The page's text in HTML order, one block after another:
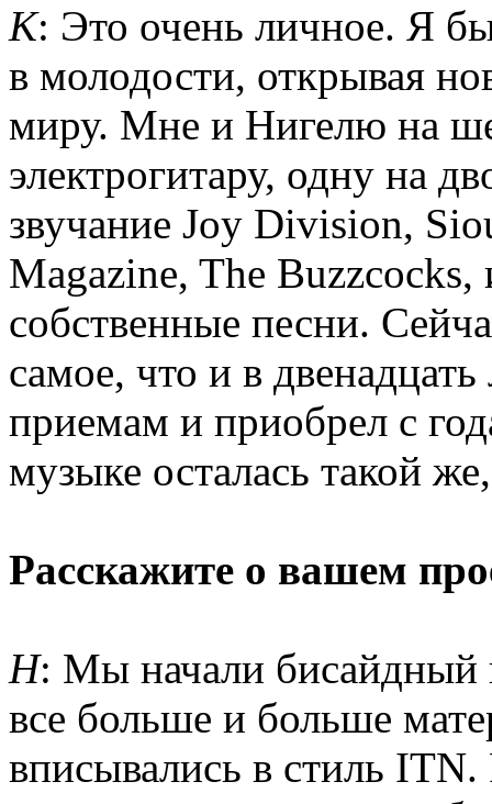
К: Это очень личное. Я
в молодости, открывая
миру. Мне и Нигелю на
электрогитару, одну на
звучание Joy Division,
Magazine, The Buzzcocks,
собственные песни.
самое, что и в
приемам и приобрел с
музыке осталась такой
Расскажите о вашем
Н: Мы начали бисайдный
все больше и больше
вписывались в стиль